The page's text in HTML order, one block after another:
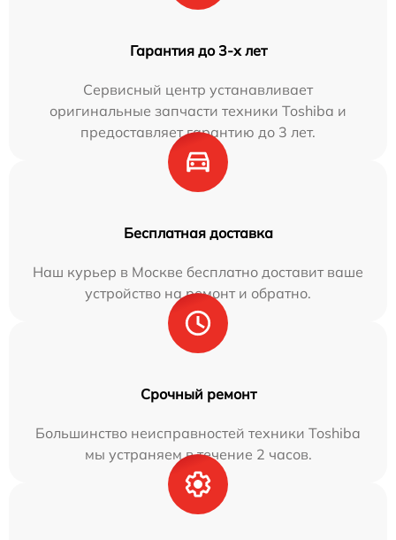
Гарантия до 3-х лет
Сервисный центр устанавливает
оригинальные запчасти техники Toshiba и
предоставляет гарантию до 3 лет.
Бесплатная доставка
Наш курьер в Москве бесплатно доставит ваше
устройство на ремонт и обратно.
Срочный ремонт
Большинство неисправностей техники Toshiba
мы устраняем в течение 2 часов.